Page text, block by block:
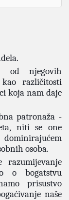
od njegovih
različitosti
koja nam daje
patronaža -
niti se one
osoba.
o bogatstvu
prisustvo
naše